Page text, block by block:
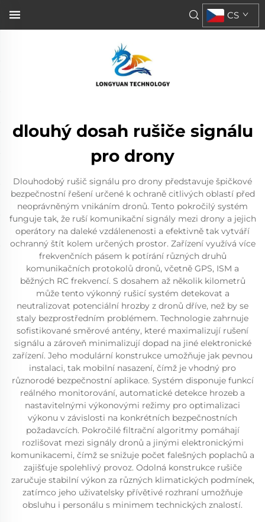
CS
dlouhý dosah rušiče signálu
pro drony
Dlouhodobý rušič signálu pro drony představuje špičkové
bezpečnostní řešení určené k ochraně citlivých oblastí před
neoprávněným vnikáním dronů. Tento pokročilý systém
funguje tak, že ruší komunikační signály mezi drony a jejich
operátory na daleké vzdálenenosti a efektivně tak vytváří
ochranný štít kolem určených prostor. Zařízení využívá více
frekvenčních pásem k potírání různých druhů
komunikačních protokolů dronů, včetně GPS, ISM a
běžných RC frekvencí. S dosahem až několik kilometrů
může tento výkonný rušicí systém detekovat a
neutralizovat potenciální hrozby z dronů dříve, než by se
staly bezprostředním problémem. Technologie zahrnuje
sofistikované směrové antény, které maximalizují rušení
signálu a zároveň minimalizují dopad na jiné elektronické
zařízení. Jeho modulární konstrukce umožňuje jak pevnou
instalaci, tak mobilní nasazení, čímž je vhodný pro
různorodé bezpečnostní aplikace. Systém disponuje funkcí
reálného monitorování, automatické detekce hrozeb a
nastavitelnými výkonovými režimy pro optimalizaci
výkonu v závislosti na konkrétních bezpečnostních
požadavcích. Pokročilé filtrační algoritmy pomáhají
rozlišovat mezi signály dronů a jinými elektronickými
komunikacemi, čímž se snižuje počet falešných poplachů a
zajišťuje spolehlivý provoz. Odolná konstrukce rušiče
zaručuje stabilní výkon za různých klimatických podmínek,
zatímco jeho uživatelsky přívětivé rozhraní umožňuje
obsluhu i personálu s minimem technických znalostí.